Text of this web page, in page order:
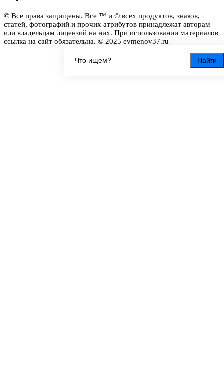
Найти
© Все права защищены. Все ™ и © всех продуктов, знаков,
статей, фотографий и прочих атрибутов принадлежат авторам
или владельцам лицензий на них. При использовании материалов
ссылка на сайт обязательна. © 2025 evmenov37.ru